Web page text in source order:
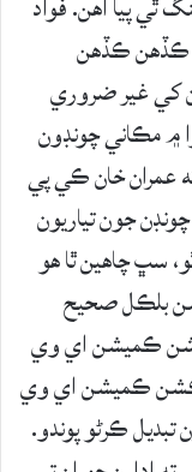
ڪڏهن ڪڏهن
کي غير ضروري
۾ مڪاني چونڊون
عمران خان ڪي پي
جون تياريون
سڀ چاهين ٿا هو
بلڪل صحيح
ڪميشن اي وي
ڪميشن اي وي
ڪرڻو پوندو.